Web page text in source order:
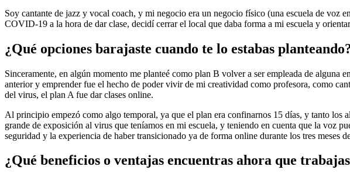
Soy cantante de jazz y vocal coach, y mi negocio era un negocio físico (una escuela de voz
COVID-19 a la hora de dar clase, decidí cerrar el local que daba forma a mi escuela y
¿Qué opciones barajaste cuando te lo estabas
Sinceramente, en algún momento me planteé como plan B volver a ser empleada de
anterior y emprender fue el hecho de poder vivir de mi creatividad como profesora, como
del virus, el plan A fue dar clases online.
Al principio empezó como algo temporal, ya que el plan era confinarnos 15 días, y tanto los
grande de exposición al virus que teníamos en mi escuela, y teniendo en cuenta que la voz
seguridad y la experiencia de haber transicionado ya de forma online durante los tres meses
¿Qué beneficios o ventajas encuentras ahora que